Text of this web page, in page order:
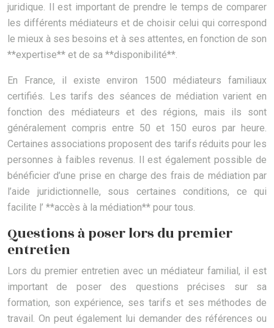
juridique. Il est important de prendre le temps de comparer
les différents médiateurs et de choisir celui qui correspond
le mieux à ses besoins et à ses attentes, en fonction de son
**expertise** et de sa **disponibilité**.
En France, il existe environ 1500 médiateurs familiaux
certifiés. Les tarifs des séances de médiation varient en
fonction des médiateurs et des régions, mais ils sont
généralement compris entre 50 et 150 euros par heure.
Certaines associations proposent des tarifs réduits pour les
personnes à faibles revenus. Il est également possible de
bénéficier d’une prise en charge des frais de médiation par
l’aide juridictionnelle, sous certaines conditions, ce qui
facilite l’ **accès à la médiation** pour tous.
Questions à poser lors du premier
entretien
Lors du premier entretien avec un médiateur familial, il est
important de poser des questions précises sur sa
formation, son expérience, ses tarifs et ses méthodes de
travail. On peut également lui demander des références ou